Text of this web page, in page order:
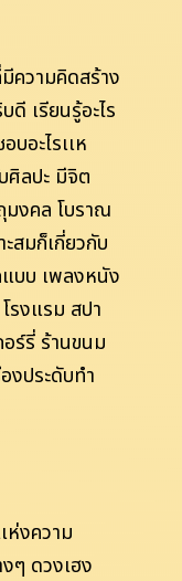
ความคิดสร้าง
เรียนรู้อะไร
บอะไรเเห
ศิลปะ มีจิต
มงคล โบราณ
สมก็เกี่ยวกับ
แบบ เพลงหนัง
รงแรม สปา
อร์รี่ ร้านขนม
งประดับทำ
ห่งความ
ๆ ดวงเฮง